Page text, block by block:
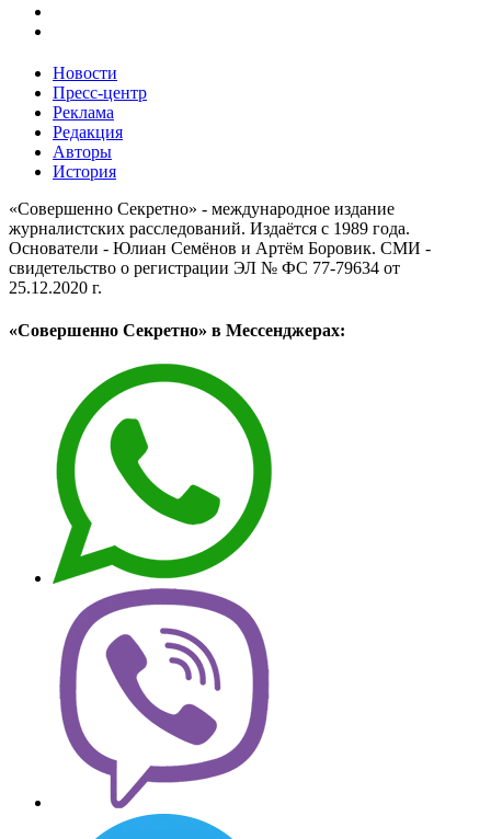
Новости
Пресс-центр
Реклама
Редакция
Авторы
История
«Совершенно Секретно» - международное издание
журналистских расследований. Издаётся с 1989 года.
Основатели - Юлиан Семёнов и Артём Боровик. CМИ -
свидетельство о регистрации ЭЛ № ФС 77-79634 от
25.12.2020 г.
«Совершенно Секретно» в Мессенджерах: